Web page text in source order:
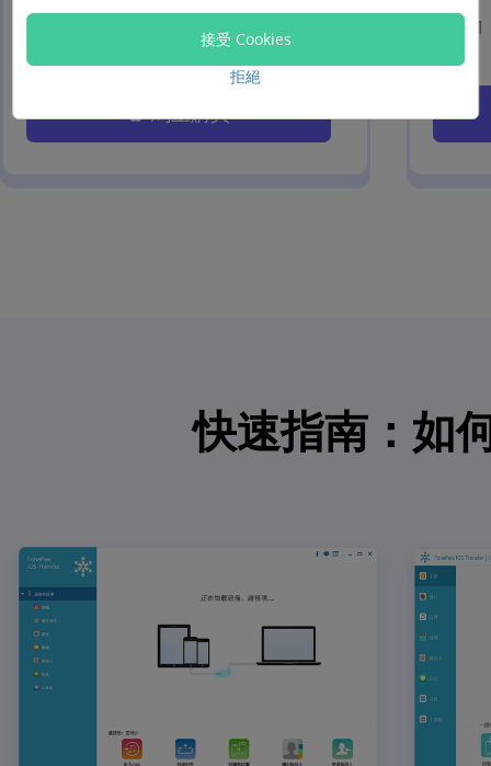
馬上購買
快速指南：如
接受 Cookies
拒絕